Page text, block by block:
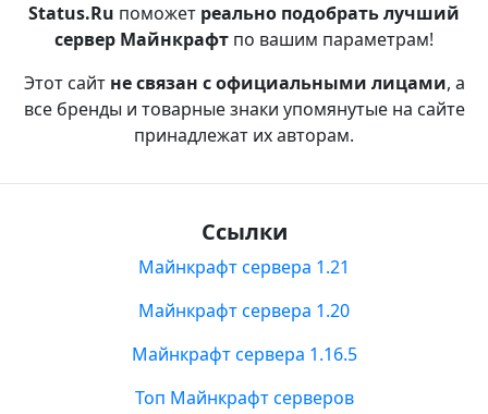
Status.Ru поможет реально подобрать лучший
сервер Майнкрафт по вашим параметрам!
Этот сайт не связан с официальными лицами, а
все бренды и товарные знаки упомянутые на сайте
принадлежат их авторам.
Ссылки
Майнкрафт сервера 1.21
Майнкрафт сервера 1.20
Майнкрафт сервера 1.16.5
Топ Майнкрафт серверов